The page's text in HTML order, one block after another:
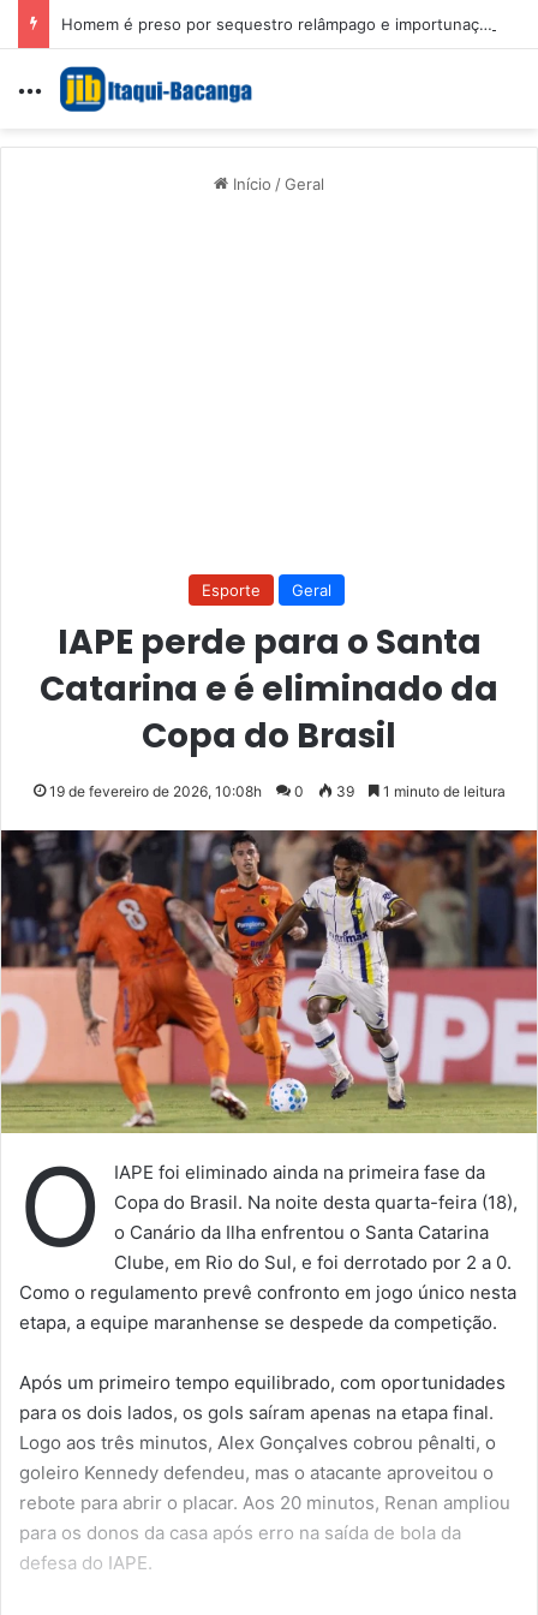
Homem é preso por sequestro relâmpago e importunação sexual em São Luís
Menu
Início /Geral
Esporte Geral
IAPE perde para o Santa
Catarina e é eliminado da
Copa do Brasil
19 de fevereiro de 2026, 10:08h 0 39 1 minuto de leitura
O
IAPE foi eliminado ainda na primeira fase da
Copa do Brasil. Na noite desta quarta-feira (18),
o Canário da Ilha enfrentou o Santa Catarina
Clube, em Rio do Sul, e foi derrotado por 2 a 0.
Como o regulamento prevê confronto em jogo único nesta
etapa, a equipe maranhense se despede da competição.
Após um primeiro tempo equilibrado, com oportunidades
para os dois lados, os gols saíram apenas na etapa final.
Logo aos três minutos, Alex Gonçalves cobrou pênalti, o
goleiro Kennedy defendeu, mas o atacante aproveitou o
rebote para abrir o placar. Aos 20 minutos, Renan ampliou
para os donos da casa após erro na saída de bola da
defesa do IAPE.